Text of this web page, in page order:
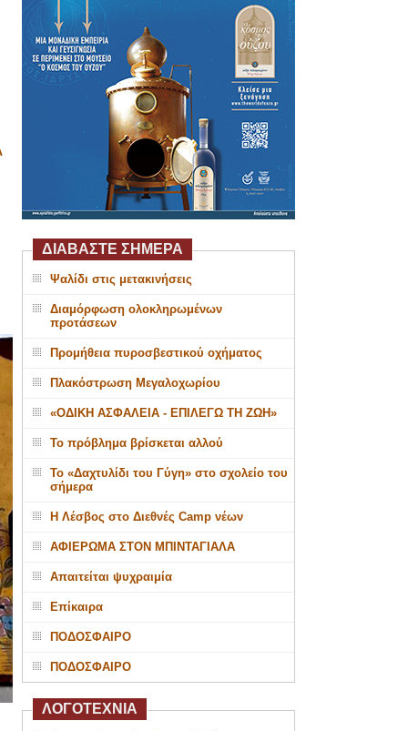
ΔΙΑΒΑΣΤΕ ΣΗΜΕΡΑ
Ψαλίδι στις μετακινήσεις
Διαμόρφωση ολοκληρωμένων
προτάσεων
Προμήθεια πυροσβεστικού οχήματος
Πλακόστρωση Μεγαλοχωρίου
«ΟΔΙΚΗ ΑΣΦΑΛΕΙΑ - ΕΠΙΛΕΓΩ ΤΗ ΖΩΗ»
Το πρόβλημα βρίσκεται αλλού
Το «Δαχτυλίδι του Γύγη» στο σχολείο του
σήμερα
Η Λέσβος στο Διεθνές Camp νέων
ΑΦΙΕΡΩΜΑ ΣΤΟΝ ΜΠΙΝΤΑΓΙΑΛΑ
Απαιτείται ψυχραιμία
Επίκαιρα
ΠΟΔΟΣΦΑΙΡΟ
ΠΟΔΟΣΦΑΙΡΟ
ΛΟΓΟΤΕΧΝΙΑ